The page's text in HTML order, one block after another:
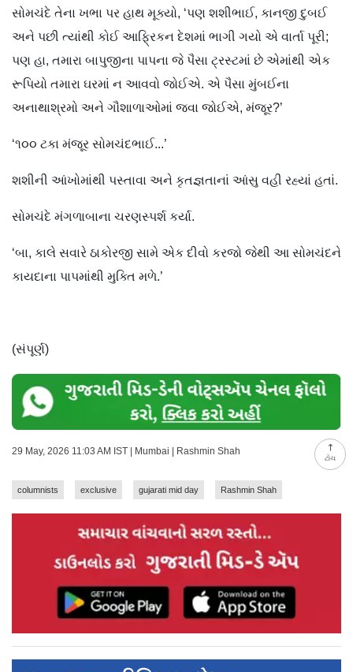
ટોચ
સોમચંદે તેના ખભા પર હાથ મૂક્યો, ‘પણ શશીભાઈ, કાનજી દુબઈ
અને પછી ત્યાંથી કોઈ આફ્ર‌િકન દેશમાં ભાગી ગયો એ વાર્તા પૂરી;
પણ હા, તમારા બાપુજીના પાપના જે પૈસા ટ્રસ્ટમાં છે એમાંથી એક
રૂપિયો તમારા ઘરમાં ન આવવો જોઈએ. એ પૈસા મુંબઈના
અનાથાશ્રમો અને ગૌશાળાઓમાં જવા જોઈએ, મંજૂર?’
‘૧૦૦ ટકા મંજૂર સોમચંદભાઈ...’
શશીની આંખોમાંથી પસ્તાવા અને કૃતજ્ઞતાનાં આંસુ વહી રહ્યાં હતાં.
સોમચંદે મંગળાબાના ચરણસ્પર્શ કર્યા.
‘બા, કાલે સવારે ઠાકોરજી સામે એક દીવો કરજો જેથી આ સોમચંદને
કાયદાના પાપમાંથી મુક્તિ મળે.’
(સંપૂર્ણ)
29 May, 2026 11:03 AM IST | Mumbai | Rashmin Shah
columnists exclusive gujarati mid day Rashmin Shah